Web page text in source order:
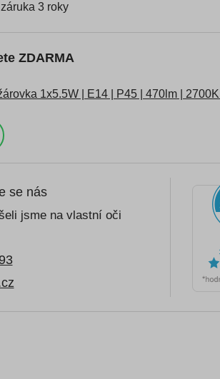
3 roky
ZDARMA
1x5.5W | E14 | P45 | 470lm |
se nás
jsme na vlastní oči